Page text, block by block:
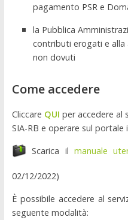
pagamento PSR e
la Pubblica
contributi erogati e
non dovuti
Come accedere
Cliccare QUI per accedere al
SIA-RB e operare sul
Scarica ilmanuale
02/12/2022)
È possibile accedere al
seguente modalità: